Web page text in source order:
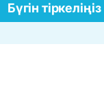
Бүгін тіркеліңіз